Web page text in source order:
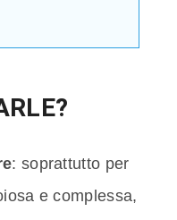
: soprattutto per
e complessa,